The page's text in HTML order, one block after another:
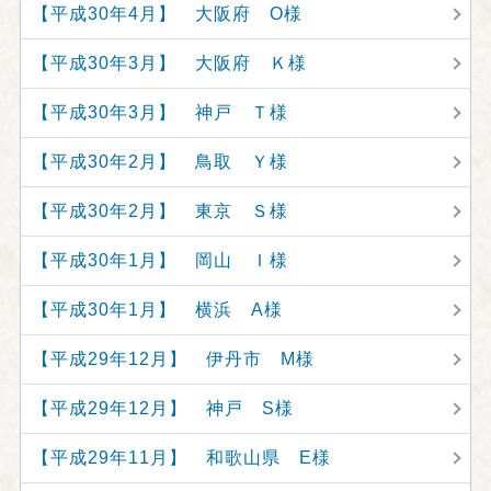
【平成30年4月】 大阪府 O様
【平成30年3月】 大阪府 Ｋ様
【平成30年3月】 神戸 Ｔ様
【平成30年2月】 鳥取 Ｙ様
【平成30年2月】 東京 Ｓ様
【平成30年1月】 岡山 Ｉ様
【平成30年1月】 横浜 A様
【平成29年12月】 伊丹市 M様
【平成29年12月】 神戸 S様
【平成29年11月】 和歌山県 E様